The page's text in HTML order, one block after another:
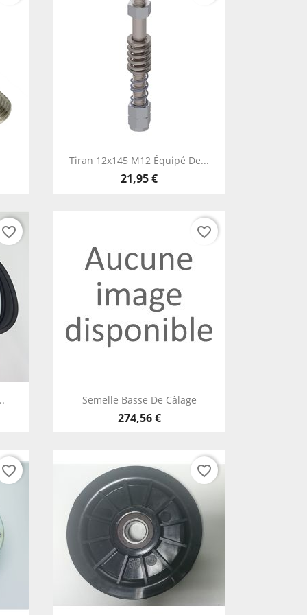
Aperçu rapide
Tiran 12x145 M12 Équipé De...
21,95 €
favorite_border
Aperçu rapide
Semelle Basse De Câlage
274,56 €
favorite_border
favorite_border favorite_border